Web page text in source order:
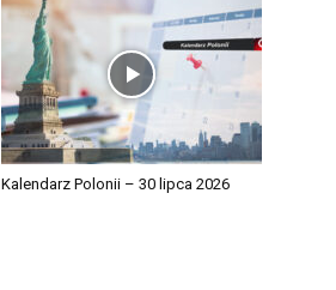
Kalendarz Polonii – 30 lipca 2026